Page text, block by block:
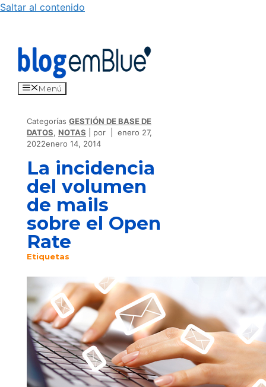
Saltar al contenido
Menú
Categorías GESTIÓN DE BASE DE
DATOS, NOTAS por
enero 27,
2022enero 14, 2014
La incidencia
del volumen
de mails
sobre el Open
Rate
Etiquetas